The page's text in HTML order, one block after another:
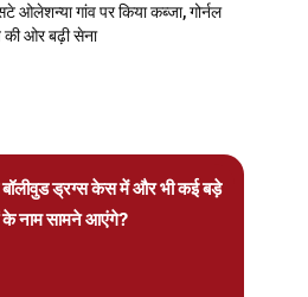
ओलेशन्या गांव पर किया कब्जा, गोर्नल
की ओर बढ़ी सेना
बॉलीवुड ड्रग्स केस में और भी कई बड़े
के नाम सामने आएंगे?